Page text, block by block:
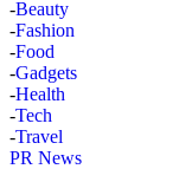
-Beauty
-Fashion
-Food
-Gadgets
-Health
-Tech
-Travel
PR News